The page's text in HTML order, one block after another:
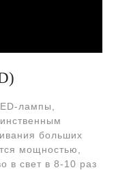
лампы,
больших
мощностью,
в свет в 8-10 раз